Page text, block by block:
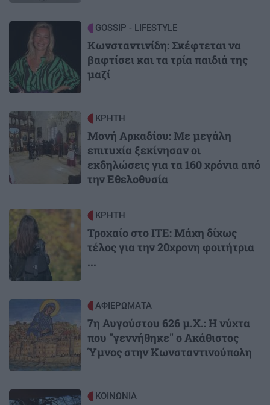
Image GOSSIP - LIFESTYLE
Κωνσταντινίδη: Σκέφτεται να
βαφτίσει και τα τρία παιδιά της
μαζί
Image ΚΡΗΤΗ
Μονή Αρκαδίου: Με μεγάλη
επιτυχία ξεκίνησαν οι
εκδηλώσεις για τα 160 χρόνια από
την Εθελοθυσία
Image ΚΡΗΤΗ
Τροχαίο στο ΙΤΕ: Μάχη δίχως
τέλος για την 20χρονη φοιτήτρια
...
ΑΦΙΕΡΩΜΑΤΑ
7η Αυγούστου 626 μ.Χ.: Η νύχτα
που "γεννήθηκε" ο Ακάθιστος
Ύμνος στην Κωνσταντινούπολη
Image ΚΟΙΝΩΝΙΑ